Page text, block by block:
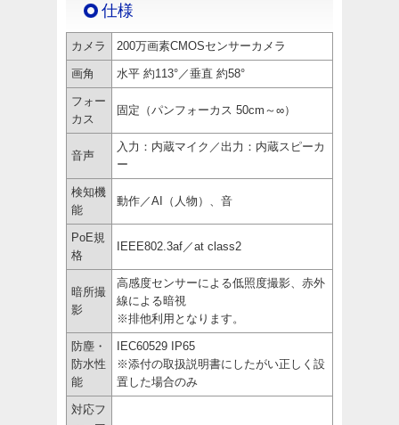
仕様
カメラ 200万画素CMOSセンサーカメラ
画角 水平 約113°／垂直 約58°
フォー
カス
固定（パンフォーカス 50cm～∞）
音声
入力：内蔵マイク／出力：内蔵スピーカ
ー
検知機
能
動作／AI（人物）、音
PoE規
格
IEEE802.3af／at class2
暗所撮
影
高感度センサーによる低照度撮影、赤外
線による暗視
※排他利用となります。
防塵・
防水性
能
IEC60529 IP65
※添付の取扱説明書にしたがい正しく設
置した場合のみ
対応フ